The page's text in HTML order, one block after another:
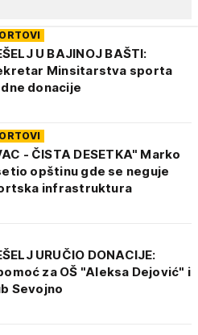
U BAJINOJ BAŠTI:
Minsitarstva sporta
donacije
- ČISTA DESETKA" Marko
opštinu gde se neguje
infrastruktura
URUČIO DONACIJE:
za OŠ "Aleksa Dejović" i
Sevojno